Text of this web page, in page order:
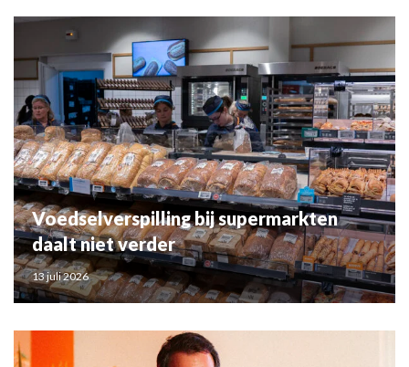
Voedselverspilling bij supermarkten
daalt niet verder
13 juli 2026